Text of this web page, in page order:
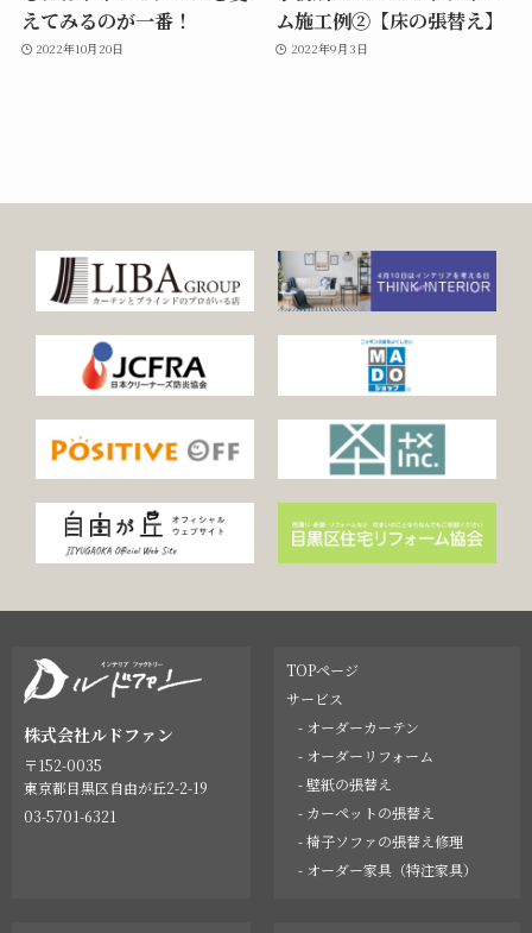
えてみるのが一番！
2022年10月20日
ム施工例②【床の張替え】
2022年9月3日
株式会社ルドファン
〒152-0035
東京都目黒区自由が丘2-2-19
03-5701-6321
TOPページ
サービス
- オーダーカーテン
- オーダーリフォーム
- 壁紙の張替え
- カーペットの張替え
- 椅子ソファの張替え修理
- オーダー家具（特注家具）